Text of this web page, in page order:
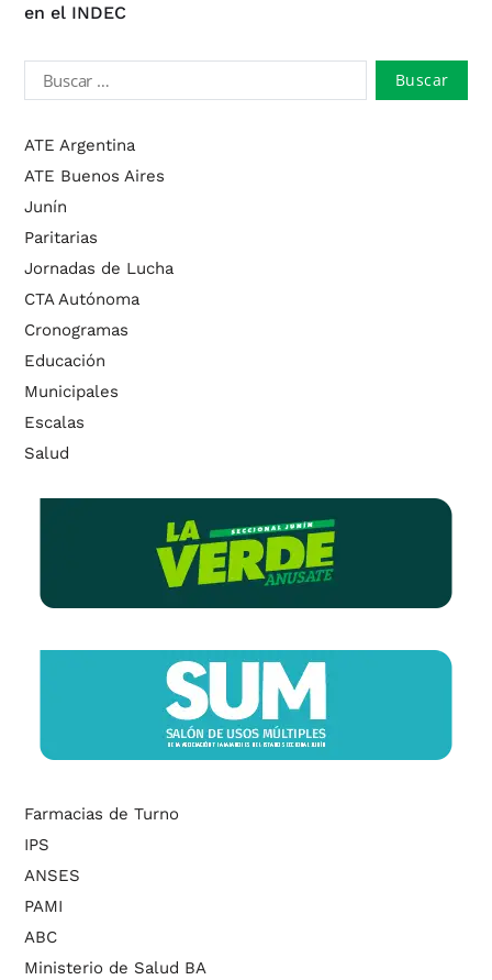
en el INDEC
ATE Argentina
ATE Buenos Aires
Junín
Paritarias
Jornadas de Lucha
CTA Autónoma
Cronogramas
Educación
Municipales
Escalas
Salud
Farmacias de Turno
IPS
ANSES
PAMI
ABC
Ministerio de Salud BA